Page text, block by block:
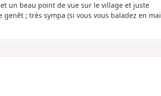
un beau point de vue sur le village et juste
; très sympa (si vous vous baladez en mai